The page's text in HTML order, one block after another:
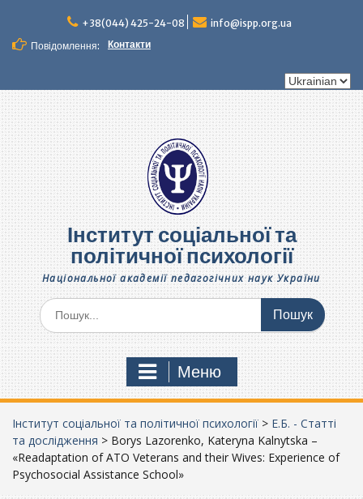
вмісту
+38(044) 425-24-08
info@ispp.org.ua
Повідомлення:
Контакти
Вибрати
Інститут соціальної та
політичної психології
Національної академії педагогічних наук України
Шукати:
Меню
Інститут соціальної та політичної психології > Е.Б. - Статті
та дослідження > Borys Lazorenko, Kateryna Kalnytska –
«Readaptation of ATO Veterans and their Wives: Experience of
Psychosocial Assistance School»